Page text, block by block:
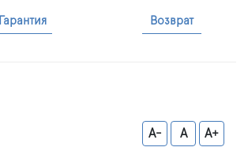
Гарантия Возврат
A- A A+